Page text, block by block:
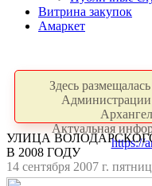
Витрина закупок
Амаркет
Здесь
Администрации
Актуальная
https://
УЛИЦА
В 2008 ГОДУ
14 сентября 2007 г.